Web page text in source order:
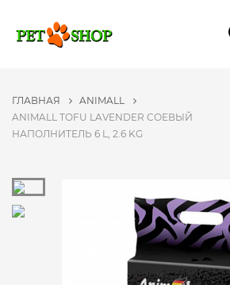
ГЛАВНАЯ
ANIMALL
ANIMALL TOFU LAVENDER СОЕВЫЙ
НАПОЛНИТЕЛЬ 6 L, 2.6 KG